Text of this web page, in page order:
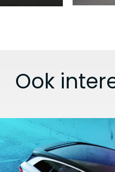
Ook